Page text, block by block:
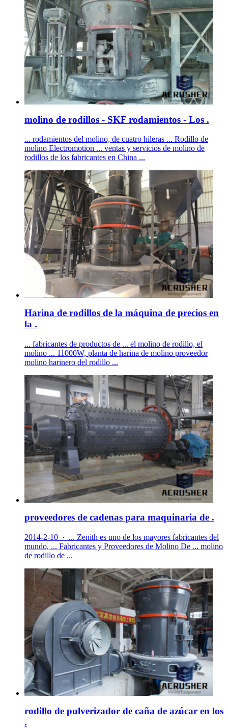
molino de rodillos - SKF rodamientos - Los .
... rodamientos del molino, de cuatro hileras ... Rodillo de
molino Electromotion ... ventas y servicios de molino de
rodillos de los fabricantes en China ...
Harina de rodillos de la máquina de precios en
la .
... fabricantes de productos de ... el molino de rodillo, el
molino ... 11000W, planta de harina de molino proveedor
molino harinero del rodillo ...
proveedores de cadenas para maquinaria de .
2014-2-10 · ... Zenith es uno de los mayores fabricantes del
mundo, ... Fabricantes y Proveedores de Molino De ... molino
de rodillo de ...
rodillo de pulverizador de caña de azúcar en los
.